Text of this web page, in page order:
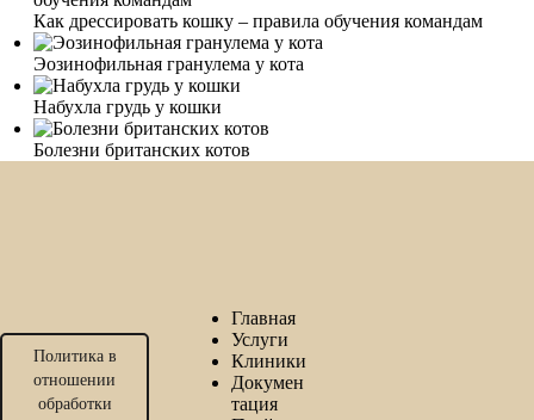
Как дрессировать кошку – правила обучения командам
Эозинофильная гранулема у кота
Набухла грудь у кошки
Болезни британских котов
Политика в
отношении
обработки
Главная
Услуги
Клиники
Докумен
тация